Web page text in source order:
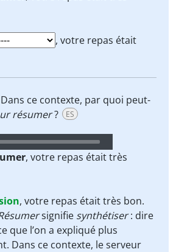
, votre repas était
ce contexte, par quoi peut-
résumer? ES
, votre repas était très
, votre repas était très bon.
signifie synthétiser: dire
que l’on a expliqué plus
Dans ce contexte, le serveur